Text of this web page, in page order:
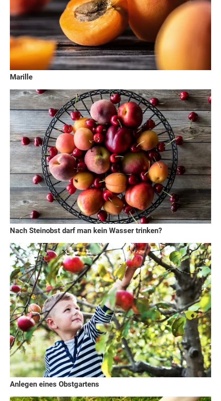
Marille
Nach Steinobst darf man kein Wasser trinken?
Anlegen eines Obstgartens